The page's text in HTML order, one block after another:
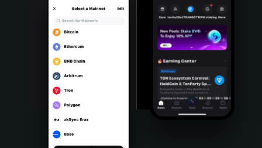
Português (Portugal)
Bahasa Indonesia
Português (Brasil)